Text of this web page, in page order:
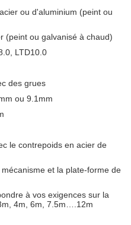
ou d'aluminium (peint ou
(peint ou galvanisé à chaud)
.0, LTD10.0
des grues
ou 9.1mm
le contrepoids en acier de
et la plate-forme de
à vos exigences sur la
4m, 6m, 7.5m….12m